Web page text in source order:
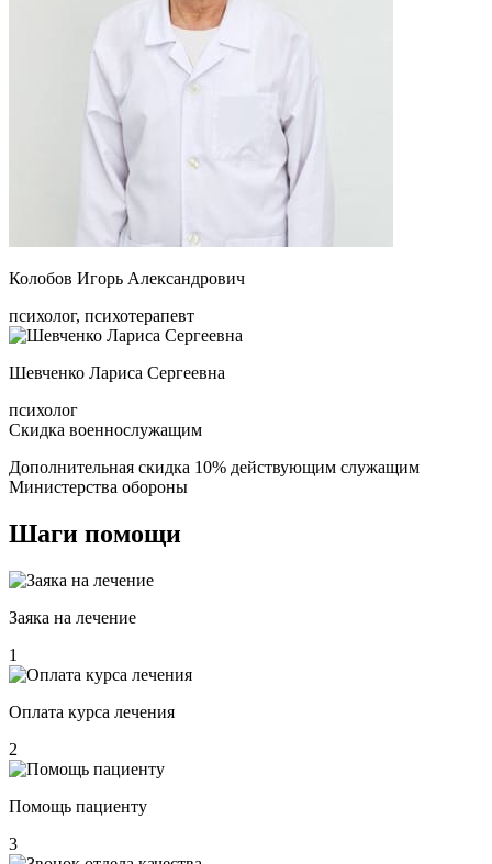
Колобов Игорь Александрович
психолог, психотерапевт
Шевченко Лариса Сергеевна
психолог
Скидка военнослужащим
Дополнительная скидка 10% действующим служащим
Министерства обороны
Шаги помощи
Заяка на лечение
1
Оплата курса лечения
2
Помощь пациенту
3